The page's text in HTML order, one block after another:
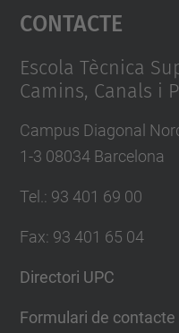
powered by
Contacte
Escola Tècnica
Camins, Canals i
Campus Diagonal
1-3 08034 Barcelona
Tel.: 93 401 69 00
Fax: 93 401 65 04
Directori UPC
Formulari de contacte